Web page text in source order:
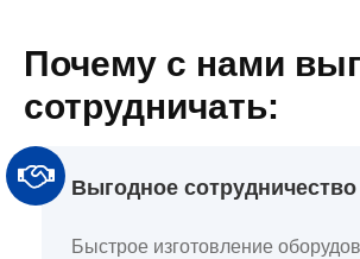
Почему с нами
сотрудничать:
Выгодное сотрудничество
Быстрое изготовление